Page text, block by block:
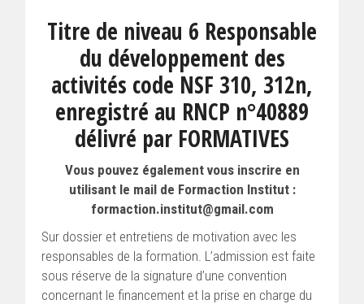
Titre de niveau 6 Responsable
du développement des
activités code NSF 310, 312n,
enregistré au RNCP n°40889
délivré par FORMATIVES
Vous pouvez également vous inscrire en
utilisant le mail de Formaction Institut :
formaction.institut@gmail.com
Sur dossier et entretiens de motivation avec les
responsables de la formation. L’admission est faite
sous réserve de la signature d’une convention
concernant le financement et la prise en charge du